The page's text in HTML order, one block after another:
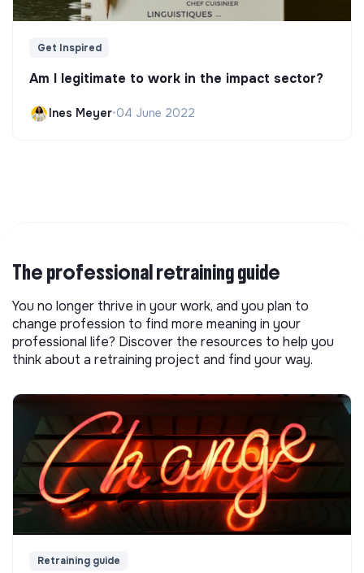
Get Inspired
Am I legitimate to work in the impact sector?
Ines Meyer•04 June 2022
The professional retraining guide
You no longer thrive in your work, and you plan to
change profession to find more meaning in your
professional life? Discover the resources to help you
think about a retraining project and find your way.
Retraining guide